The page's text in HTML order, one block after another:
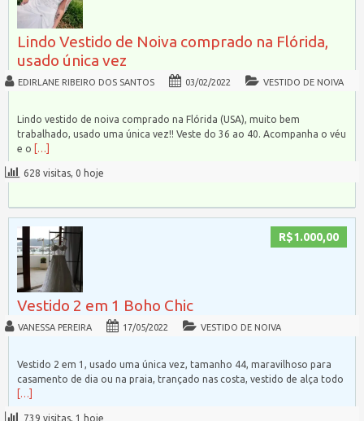
Lindo Vestido de Noiva comprado na Flórida,
usado única vez
EDIRLANE RIBEIRO DOS SANTOS 03/02/2022 VESTIDO DE NOIVA
Lindo vestido de noiva comprado na Flórida (USA), muito bem
trabalhado, usado uma única vez!! Veste do 36 ao 40. Acompanha o véu
e o
[…]
628 visitas, 0 hoje
R$1.000,00
Vestido 2 em 1 Boho Chic
VANESSA PEREIRA 17/05/2022 VESTIDO DE NOIVA
Vestido 2 em 1, usado uma única vez, tamanho 44, maravilhoso para
casamento de dia ou na praia, trançado nas costa, vestido de alça todo
[…]
739 visitas, 1 hoje